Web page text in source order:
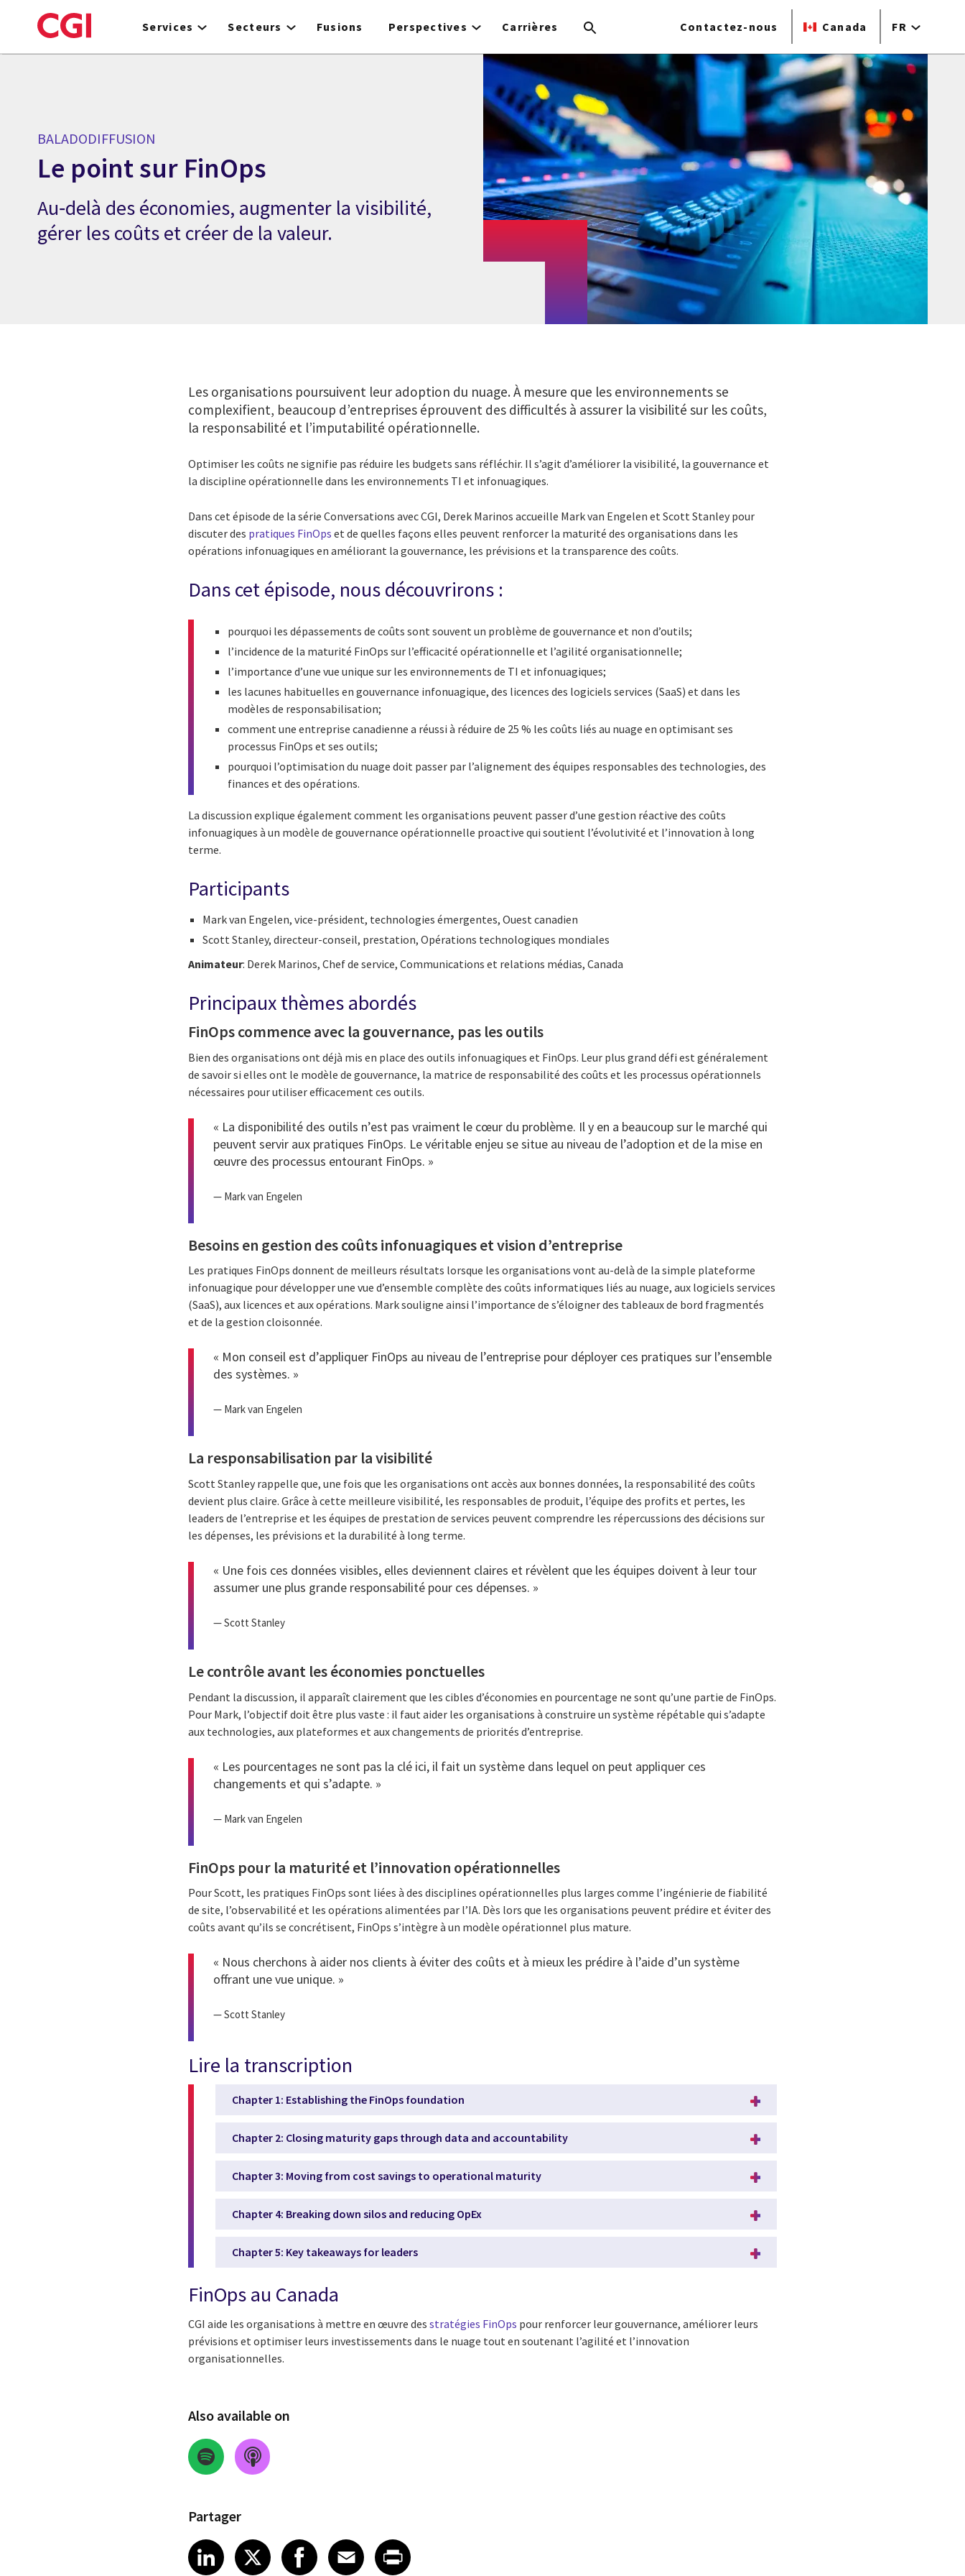
to
Services Secteurs Fusions Perspectives Carrières Contactez-nous Canada FR
BALADODIFFUSION
Le point sur FinOps
Au‑delà des économies, augmenter la visibilité,
gérer les coûts et créer de la valeur.
Les organisations poursuivent leur adoption du nuage. À mesure que les environnements se
complexifient, beaucoup d’entreprises éprouvent des difficultés à assurer la visibilité sur les coûts,
la responsabilité et l’imputabilité opérationnelle.
Optimiser les coûts ne signifie pas réduire les budgets sans réfléchir. Il s’agit d’améliorer la visibilité, la gouvernance et
la discipline opérationnelle dans les environnements TI et infonuagiques.
Dans cet épisode de la série Conversations avec CGI, Derek Marinos accueille Mark van Engelen et Scott Stanley pour
discuter des pratiques FinOps et de quelles façons elles peuvent renforcer la maturité des organisations dans les
opérations infonuagiques en améliorant la gouvernance, les prévisions et la transparence des coûts.
Dans cet épisode, nous découvrirons :
pourquoi les dépassements de coûts sont souvent un problème de gouvernance et non d’outils;
l’incidence de la maturité FinOps sur l’efficacité opérationnelle et l’agilité organisationnelle;
l’importance d’une vue unique sur les environnements de TI et infonuagiques;
les lacunes habituelles en gouvernance infonuagique, des licences des logiciels services (SaaS) et dans les
modèles de responsabilisation;
comment une entreprise canadienne a réussi à réduire de 25 % les coûts liés au nuage en optimisant ses
processus FinOps et ses outils;
pourquoi l’optimisation du nuage doit passer par l’alignement des équipes responsables des technologies, des
finances et des opérations.
La discussion explique également comment les organisations peuvent passer d’une gestion réactive des coûts
infonuagiques à un modèle de gouvernance opérationnelle proactive qui soutient l’évolutivité et l’innovation à long
terme.
Participants
Mark van Engelen, vice-président, technologies émergentes, Ouest canadien
Scott Stanley, directeur-conseil, prestation, Opérations technologiques mondiales
Animateur: Derek Marinos, Chef de service, Communications et relations médias, Canada
Principaux thèmes abordés
FinOps commence avec la gouvernance, pas les outils
Bien des organisations ont déjà mis en place des outils infonuagiques et FinOps. Leur plus grand défi est généralement
de savoir si elles ont le modèle de gouvernance, la matrice de responsabilité des coûts et les processus opérationnels
nécessaires pour utiliser efficacement ces outils.
« La disponibilité des outils n’est pas vraiment le cœur du problème. Il y en a beaucoup sur le marché qui
peuvent servir aux pratiques FinOps. Le véritable enjeu se situe au niveau de l’adoption et de la mise en
œuvre des processus entourant FinOps. »
— Mark van Engelen
Besoins en gestion des coûts infonuagiques et vision d’entreprise
Les pratiques FinOps donnent de meilleurs résultats lorsque les organisations vont au-delà de la simple plateforme
infonuagique pour développer une vue d’ensemble complète des coûts informatiques liés au nuage, aux logiciels services
(SaaS), aux licences et aux opérations. Mark souligne ainsi l’importance de s’éloigner des tableaux de bord fragmentés
et de la gestion cloisonnée.
« Mon conseil est d’appliquer FinOps au niveau de l’entreprise pour déployer ces pratiques sur l’ensemble
des systèmes. »
— Mark van Engelen
La responsabilisation par la visibilité
Scott Stanley rappelle que, une fois que les organisations ont accès aux bonnes données, la responsabilité des coûts
devient plus claire. Grâce à cette meilleure visibilité, les responsables de produit, l’équipe des profits et pertes, les
leaders de l’entreprise et les équipes de prestation de services peuvent comprendre les répercussions des décisions sur
les dépenses, les prévisions et la durabilité à long terme.
« Une fois ces données visibles, elles deviennent claires et révèlent que les équipes doivent à leur tour
assumer une plus grande responsabilité pour ces dépenses. »
— Scott Stanley
Le contrôle avant les économies ponctuelles
Pendant la discussion, il apparaît clairement que les cibles d’économies en pourcentage ne sont qu’une partie de FinOps.
Pour Mark, l’objectif doit être plus vaste : il faut aider les organisations à construire un système répétable qui s’adapte
aux technologies, aux plateformes et aux changements de priorités d’entreprise.
« Les pourcentages ne sont pas la clé ici, il fait un système dans lequel on peut appliquer ces
changements et qui s’adapte. »
— Mark van Engelen
FinOps pour la maturité et l’innovation opérationnelles
Pour Scott, les pratiques FinOps sont liées à des disciplines opérationnelles plus larges comme l’ingénierie de fiabilité
de site, l’observabilité et les opérations alimentées par l’IA. Dès lors que les organisations peuvent prédire et éviter des
coûts avant qu’ils se concrétisent, FinOps s’intègre à un modèle opérationnel plus mature.
« Nous cherchons à aider nos clients à éviter des coûts et à mieux les prédire à l’aide d’un système
offrant une vue unique. »
— Scott Stanley
Lire la transcription
Chapter 1: Establishing the FinOps foundation
Chapter 2: Closing maturity gaps through data and accountability
Chapter 3: Moving from cost savings to operational maturity
Chapter 4: Breaking down silos and reducing OpEx
Chapter 5: Key takeaways for leaders
FinOps au Canada
CGI aide les organisations à mettre en œuvre desstratégies FinOps pour renforcer leur gouvernance, améliorer leurs
prévisions et optimiser leurs investissements dans le nuage tout en soutenant l’agilité et l’innovation
organisationnelles.
Also available on
Partager
Share on LinkedIn
LinkedIn
Share on X
XShare on Facebook
Facebook
Share on Email
Email
Share on Print